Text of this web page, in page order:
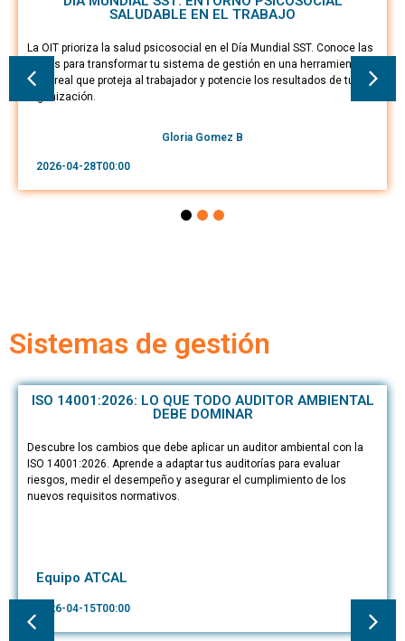
SALUDABLE EN EL TRABAJO
La OIT prioriza la salud psicosocial en el Día Mundial SST. Conoce las
claves para transformar tu sistema de gestión en una herramienta de
valor real que proteja al trabajador y potencie los resultados de tu
organización.
Gloria Gomez B
2026-04-28T00:00
Sistemas de gestión
ISO 14001:2026: LO QUE TODO AUDITOR AMBIENTAL
DEBE DOMINAR
Descubre los cambios que debe aplicar un auditor ambiental con la
ISO 14001:2026. Aprende a adaptar tus auditorías para evaluar
riesgos, medir el desempeño y asegurar el cumplimiento de los
nuevos requisitos normativos.
Equipo ATCAL
2026-04-15T00:00